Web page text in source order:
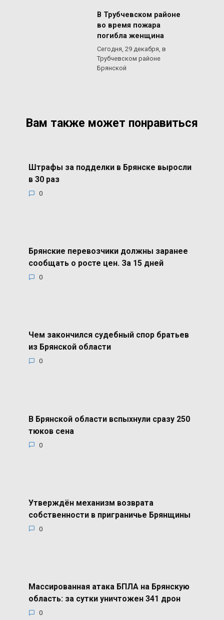
В Трубчевском районе
во время пожара
погибла женщина
Сегодня, 29 декабря, в
Трубчевском районе
Брянской
Вам также может понравиться
Штрафы за подделки в Брянске выросли
в 30 раз
0
Брянские перевозчики должны заранее
сообщать о росте цен. За 15 дней
0
Чем закончился судебный спор братьев
из Брянской области
0
В Брянской области вспыхнули сразу 250
тюков сена
0
Утверждён механизм возврата
собственности в приграничье Брянщины
0
Массированная атака БПЛА на Брянскую
область: за сутки уничтожен 341 дрон
0